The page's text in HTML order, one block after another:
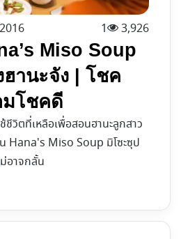
1 3,926
Miso Soup
านะจัง | โชค
มโชคดี
ชีวิตที่เหลือเพื่อสอนฮานะลูกสาว
Hana's Miso Soup มิโซะซุป
อาจกลั้น